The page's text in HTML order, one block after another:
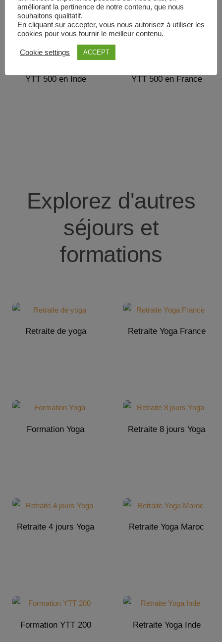
YTT 500 en Inde YTT 500 en France
Explorez d'autres
séjours et
formations
Retraite de yoga Retraite Yoga France
Formation Yoga Retraite 8 jours Yoga
Retraite 4 jours Yoga Retraite Yoga Maroc
Formation YTT 200 Retraite Yoga Inde
améliorant la pertinence de notre contenu, que nous
souhaitons qualitatif.
En cliquant sur accepter, vous nous autorisez à utiliser les
cookies pour vous fournir le meilleur contenu.
Cookie settings ACCEPT